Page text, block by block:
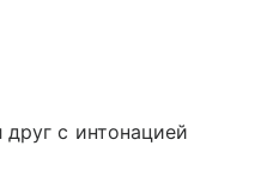
с интонацией